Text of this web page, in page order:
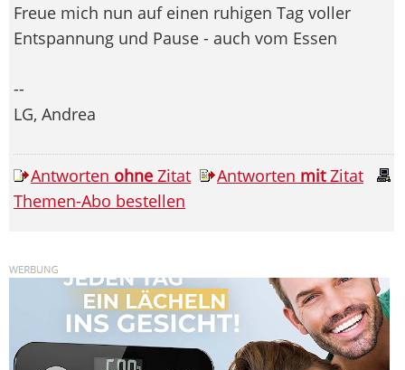
Freue mich nun auf einen ruhigen Tag voller
Entspannung und Pause - auch vom Essen
--
LG, Andrea
Antworten ohne Zitat Antworten mitZitat
Themen-Abo bestellen